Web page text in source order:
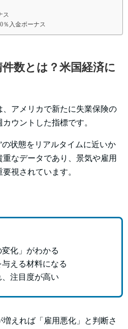
ス
％入金ボーナス
数とは？米国経済に
アメリカで新たに失業保険の
ウントした指標です。
状態をリアルタイムに近いか
なデータであり、景気や雇用
視されています。
化」がわかる
える材料になる
注目度が高い
えれば「雇用悪化」と判断さ